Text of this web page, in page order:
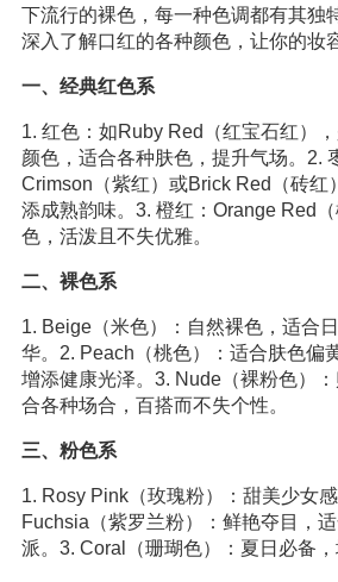
下流行的裸色，每一种色调都有其独
深入了解口红的各种颜色，让你的妆
一、经典红色系
1. 红色：如Ruby Red（红宝石红）
颜色，适合各种肤色，提升气场。2.
Crimson（紫红）或Brick Red（砖红
添成熟韵味。3. 橙红：Orange Red
色，活泼且不失优雅。
二、裸色系
1. Beige（米色）：自然裸色，适合
华。2. Peach（桃色）：适合肤色偏
增添健康光泽。3. Nude（裸粉色）
合各种场合，百搭而不失个性。
三、粉色系
1. Rosy Pink（玫瑰粉）：甜美少女
Fuchsia（紫罗兰粉）：鲜艳夺目，
派。3. Coral（珊瑚色）：夏日必备，